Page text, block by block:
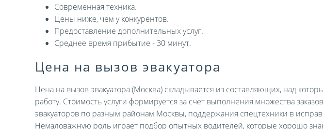
Современная техника.
Цены ниже, чем у конкурентов.
Предоставление дополнительных услуг.
Среднее время прибытие - 30 минут.
Цена на вызов эвакуатора
Цена на вызов эвакуатора (Москва) складывается из составляющих, над
работу. Стоимость услуги формируется за счет выполнения множества
эвакуаторов по разным районам Москвы, поддержания спецтехники в
Немаловажную роль играет подбор опытных водителей, которые хорошо